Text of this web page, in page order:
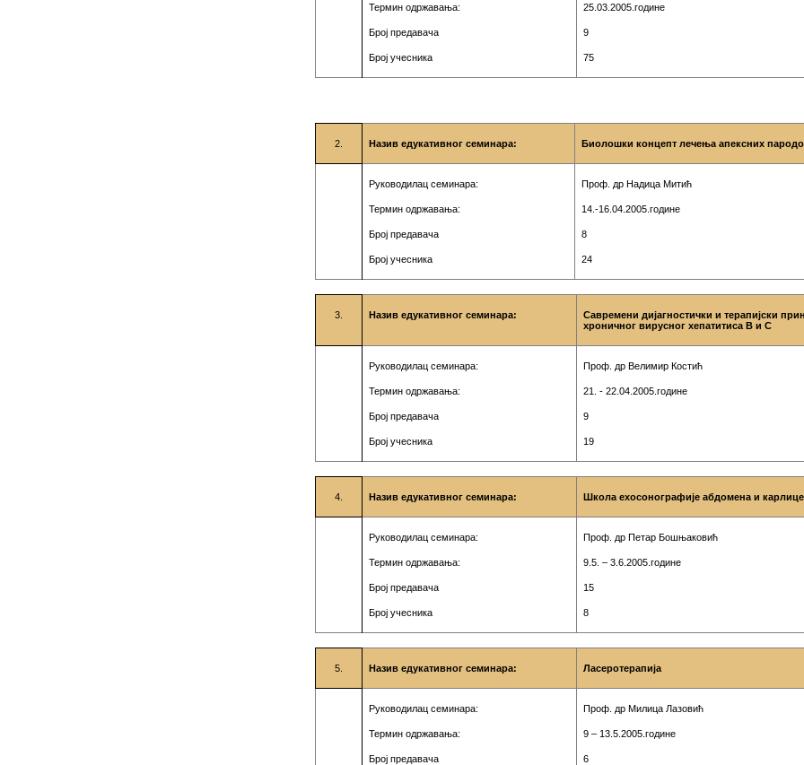
Термин одржавања:
Број предавача
Број учесника
25.03. 2005.године
9
75
2. Назив едукативног семинара: Биолошки концепт лечења апексних
Руководилац семинара:
Термин одржавања:
Број предавача
Број учесника
Проф. др Надица Митић
14.-16.04.2005.године
8
24
3. Назив едукативног семинара:
Савремени дијагностички и терапијски
хроничног вирусног хепатитиса B и C
Руководилац семинара:
Термин одржавања:
Број предавача
Број учесника
Проф. др Велимир Костић
21. - 22.04.2005.године
9
19
4. Назив едукативног семинара: Школа ехосонографије абдомена и карлице
Руководилац семинара:
Термин одржавања:
Број предавача
Број учесника
Проф. др Петар Бошњаковић
9.5. – 3.6.2005.године
15
8
5. Назив едукативног семинара: Ласеротерапија
Руководилац семинара:
Термин одржавања:
Број предавача
Проф. др Милица Лазовић
9 – 13.5.2005.године
6